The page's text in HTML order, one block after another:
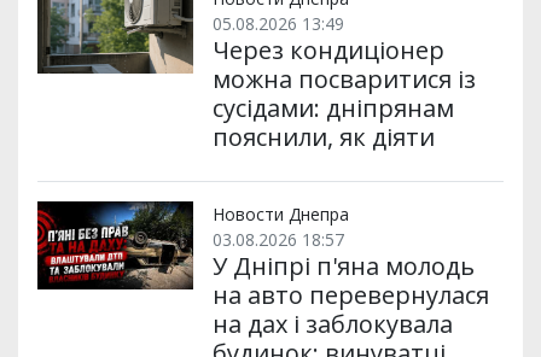
05.08.2026 13:49
Через кондиціонер
можна посваритися із
сусідами: дніпрянам
пояснили, як діяти
Новости Днепра
03.08.2026 18:57
У Дніпрі п'яна молодь
на авто перевернулася
на дах і заблокувала